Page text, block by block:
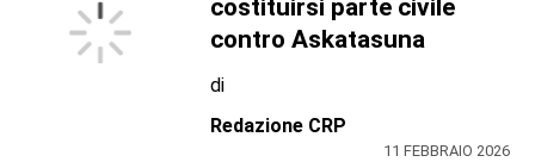
costituirsi parte civile
contro Askatasuna
di
Redazione CRP
11 FEBBRAIO 2026